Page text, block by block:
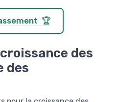
🏆
des
des